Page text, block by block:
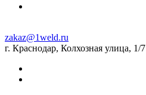
zakaz@1weld.ru
г. Краснодар, Колхозная улица, 1/7